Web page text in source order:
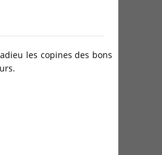
les copines des bons